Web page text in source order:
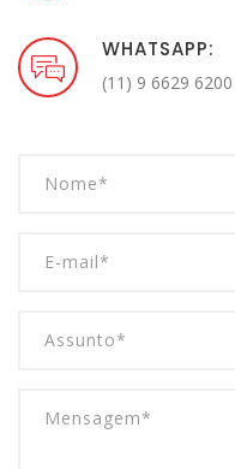
WHATSAPP:
(11) 9 6629 6200